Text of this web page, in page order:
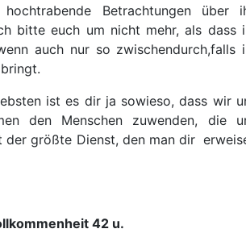
Betrachtungen über
bitte euch um nicht mehr, als dass
auch nur so zwischendurch,falls
ist es dir ja sowieso, dass wir
den Menschen zuwenden, die
der größte Dienst, den man dir
42 u.